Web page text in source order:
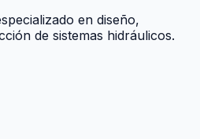
en diseño,
de sistemas hidráulicos.